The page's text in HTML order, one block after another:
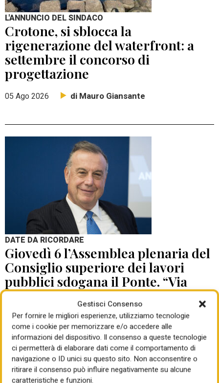
Gestisci Consenso
Per fornire le migliori esperienze, utilizziamo tecnologie
come i cookie per memorizzare e/o accedere alle
informazioni del dispositivo. Il consenso a queste tecnologie
ci permetterà di elaborare dati come il comportamento di
navigazione o ID unici su questo sito. Non acconsentire o
ritirare il consenso può influire negativamente su alcune
caratteristiche e funzioni.
L'ANNUNCIO DEL SINDACO
Crotone, si sblocca la
rigenerazione del waterfront: a
settembre il concorso di
progettazione
05 Ago 2026 di Mauro Giansante
DATE DA RICORDARE
Giovedì 6 l’Assemblea plenaria del
Consiglio superiore dei lavori
pubblici sdogana il Ponte. “Via
libera con prescrizioni”. Non
saranno né poche né leggere (350
pagine), progetto da adeguare
04 Ago 2026 di Giorgio Santilli